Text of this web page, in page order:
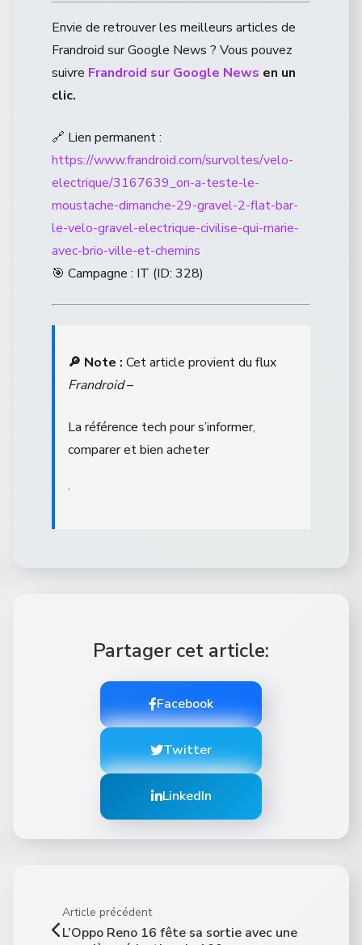
Envie de retrouver les meilleurs articles de
Frandroid sur Google News ? Vous pouvez
suivre Frandroid sur Google News en un
clic.
🔗 Lien permanent :
https://www.frandroid.com/survoltes/velo-
electrique/3167639_on-a-teste-le-
moustache-dimanche-29-gravel-2-flat-bar-
le-velo-gravel-electrique-civilise-qui-marie-
avec-brio-ville-et-chemins
🎯 Campagne : IT (ID: 328)
🔎 Note : Cet article provient du flux
Frandroid–
La référence tech pour s’informer,
comparer et bien acheter
.
Partager cet article:
Facebook
Twitter
LinkedIn
Article précédent
L’Oppo Reno 16 fête sa sortie avec une